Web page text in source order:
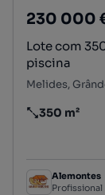
230 000
Lote com
piscina
Melides,
Preço por
350 m²
Alemontes
Profissional